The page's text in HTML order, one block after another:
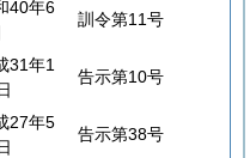
40年6
訓令第11号
31年1
告示第10号
27年5
告示第38号